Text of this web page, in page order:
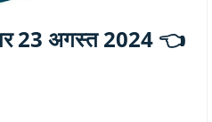
23 अगस्त 2024 👈